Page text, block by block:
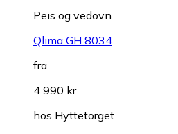
Peis og vedovn
Qlima GH 8034
fra
4 990 kr
hos Hyttetorget